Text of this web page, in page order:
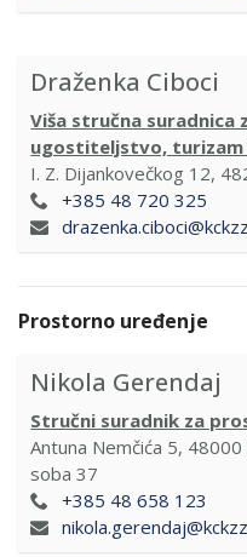
Draženka Ciboci
Viša stručna
ugostiteljstvo,
I. Z. Dijankovečkog 12,
+385 48 720 325
Prostorno uređenje
Nikola Gerendaj
Stručni suradnik za
Antuna Nemčića 5,
soba 37
+385 48 658 123